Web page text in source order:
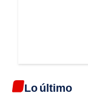
Lo último